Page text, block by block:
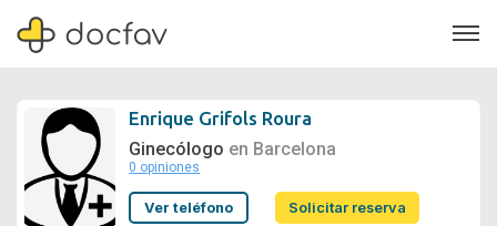
Soporte
Enrique Grifols Roura
Ginecólogo en Barcelona
0 opiniones
Ver teléfono Solicitar reserva